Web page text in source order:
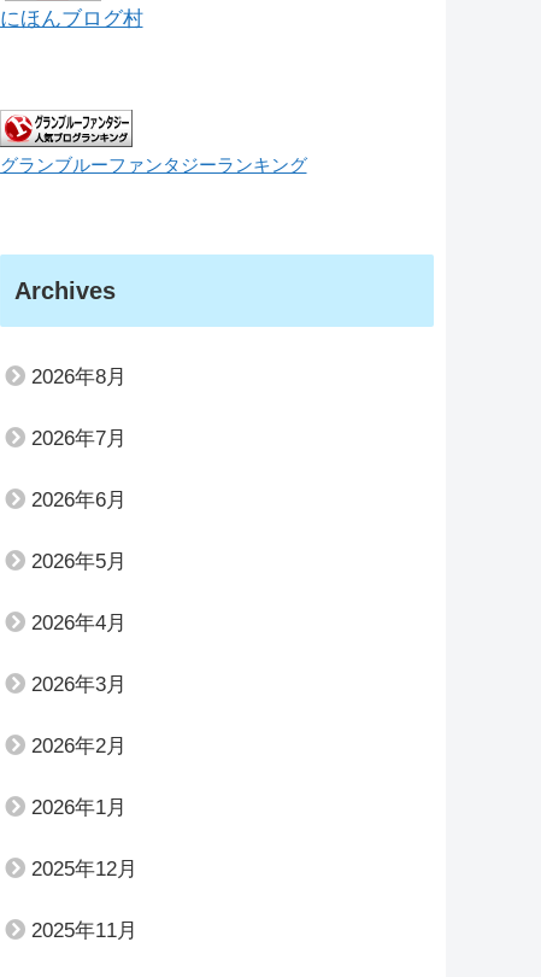
にほんブログ村
グランブルーファンタジーランキング
Archives
2026年8月
2026年7月
2026年6月
2026年5月
2026年4月
2026年3月
2026年2月
2026年1月
2025年12月
2025年11月